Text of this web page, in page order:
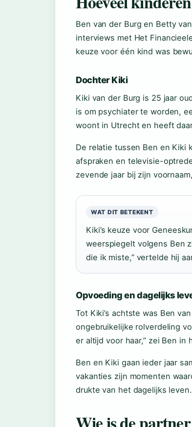
Ben van der Burg en Betty
interviews met Het
keuze voor één kind was
Dochter Kiki
Kiki van der Burg is 25 jaar
is om psychiater te worden,
woont in Utrecht en heeft
De relatie tussen Ben en Kiki
afspraken en televisie-
zevende jaar bij zijn
WAT DIT BETEKENT
Kiki’s keuze voor
weerspiegelt volgens Ben
die ik miste,” vertelde hij
Opvoeding en dagelijks
Tot Kiki’s achtste was Ben
ongebruikelijke rolverdeling
er altijd voor haar,” zei Ben in
Ben en Kiki gaan ieder jaar
vakanties zijn momenten
drukte van het dagelijks leven.